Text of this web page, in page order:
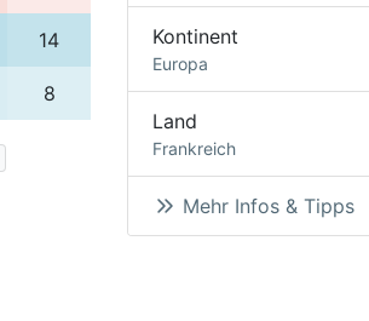
14
8
Kontinent
Europa
Land
Frankreich
Mehr Infos & Tipps